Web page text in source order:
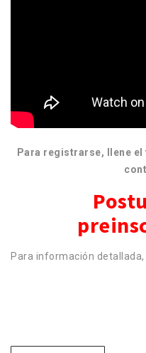
Para registrarse, llene
Para información